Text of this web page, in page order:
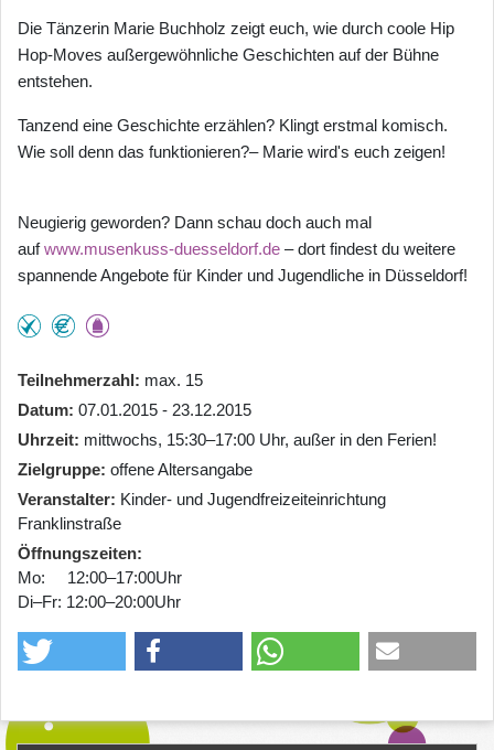
Die Tänzerin Marie Buchholz zeigt euch, wie durch coole Hip
Hop-Moves außergewöhnliche Geschichten auf der Bühne
entstehen.
Tanzend eine Geschichte erzählen? Klingt erstmal komisch.
Wie soll denn das funktionieren?– Marie wird's euch zeigen!
Neugierig geworden? Dann schau doch auch mal
aufwww.musenkuss-duesseldorf.de – dort findest du weitere
spannende Angebote für Kinder und Jugendliche in Düsseldorf!
Teilnehmerzahl
max. 15
Datum 07.01.2015 - 23.12.2015
Uhrzeit mittwochs, 15:30–17:00 Uhr, außer in den Ferien!
Zielgruppe offene Altersangabe
Veranstalter Kinder- und Jugendfreizeiteinrichtung
Franklinstraße
Öffnungszeiten
Mo: 12:00–17:00Uhr
Di–Fr: 12:00–20:00Uhr